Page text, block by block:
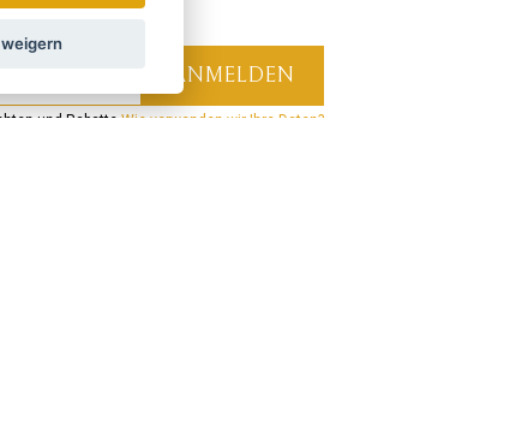
und Rabatte. Wie verwenden wir Ihre Daten?